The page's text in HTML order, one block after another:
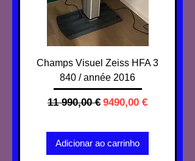
Champs Visuel Zeiss HFA 3
840 / année 2016
Preço normal
11 990,00 € Preço promocional
9490,00 €
Adicionar ao carrinho